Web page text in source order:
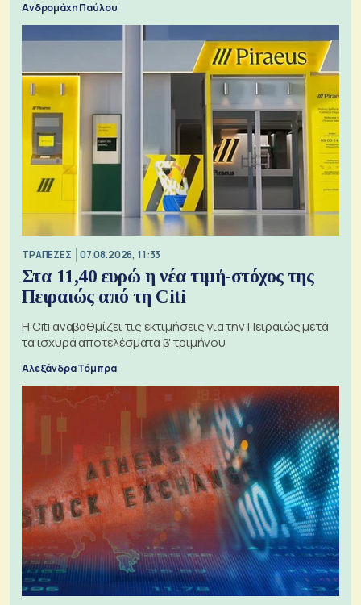
Ανδρομάχη Παύλου
ΤΡΑΠΕΖΕΣ 07.08.2026, 11:33
Στα 11,40 ευρώ η νέα τιμή-στόχος της
Πειραιώς από τη Citi
Η Citi αναβαθμίζει τις εκτιμήσεις για την Πειραιώς μετά
τα ισχυρά αποτελέσματα β' τριμήνου
Αλεξάνδρα Τόμπρα